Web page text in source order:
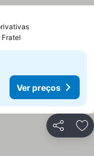
Ver preços
Fratel
Ver preços
Partilhar